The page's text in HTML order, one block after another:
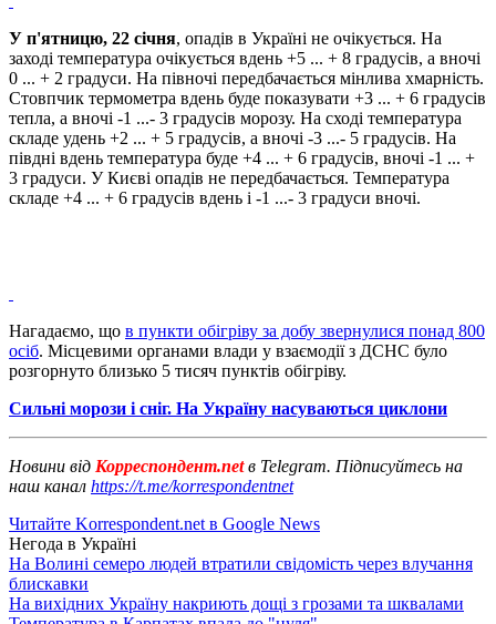
У п'ятницю, 22 січня, опадів в Україні не очікується. На
заході температура очікується вдень +5 ... + 8 градусів, а вночі
0 ... + 2 градуси. На півночі передбачається мінлива хмарність.
Стовпчик термометра вдень буде показувати +3 ... + 6 градусів
тепла, а вночі -1 ...- 3 градусів морозу. На сході температура
складе удень +2 ... + 5 градусів, а вночі -3 ...- 5 градусів. На
півдні вдень температура буде +4 ... + 6 градусів, вночі -1 ... +
3 градуси. У Києві опадів не передбачається. Температура
складе +4 ... + 6 градусів вдень і -1 ...- 3 градуси вночі.
Нагадаємо, що в пункти обігріву за добу звернулися понад 800
осіб. Місцевими органами влади у взаємодії з ДСНС було
розгорнуто близько 5 тисяч пунктів обігріву.
Сильні морози і сніг. На Україну насуваються циклони
Новини від Корреспондент.netв Telegram. Підписуйтесь на
наш канал https://t.me/korrespondentnet
Читайте Korrespondent.net в Google News
Негода в Україні
На Волині семеро людей втратили свідомість через влучання
блискавки
На вихідних Україну накриють дощі з грозами та шквалами